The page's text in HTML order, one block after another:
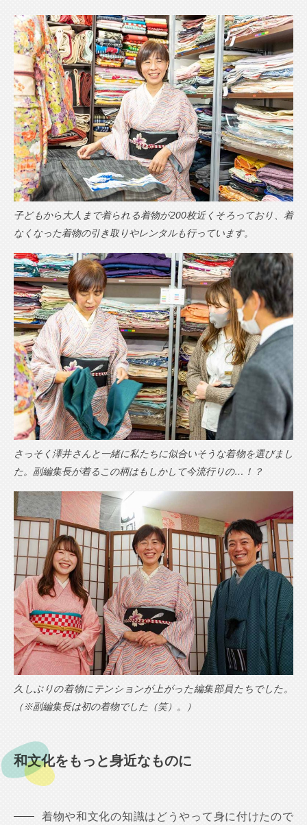
子どもから大人まで着られる着物が200枚近くそろっており、着
なくなった着物の引き取りやレンタルも行っています。
さっそく澤井さんと一緒に私たちに似合いそうな着物を選びまし
た。副編集長が着るこの柄はもしかして今流行りの…！？
久しぶりの着物にテンションが上がった編集部員たちでした。
（※副編集長は初の着物でした（笑）。）
和文化をもっと身近なものに
着物や和文化の知識はどうやって身に付けたので